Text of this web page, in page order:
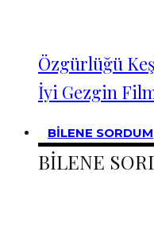
Özgürlüğü
İyi Gezgin
BİLENE SORDUM
BİLENE